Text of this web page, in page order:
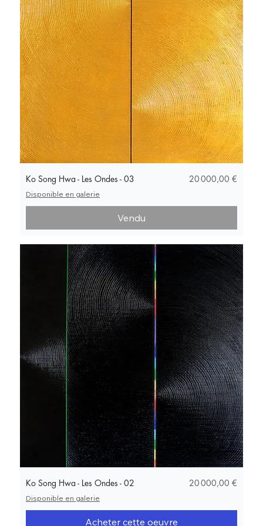
Ko Song Hwa - Les Ondes - 03 Prix
20 000,00 €
Disponible en galerie
Vendu
Ko Song Hwa - Les Ondes - 02 Prix
20 000,00 €
Disponible en galerie
Acheter cette oeuvre